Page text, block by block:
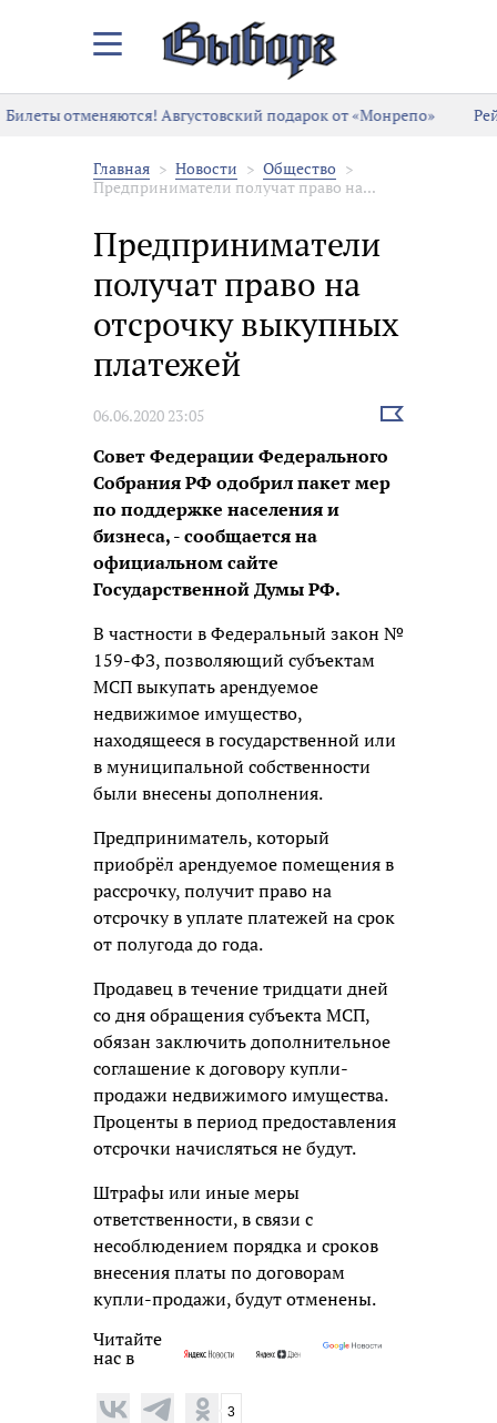
Закрыть/
меню
Билеты отменяются! Августовский подарок от «Монрепо»
Главная Новости
Общество
Предприниматели получат право на...
Предприниматели
получат право на
отсрочку выкупных
платежей
06.06.2020 23:05
Выбрать
Совет Федерации Федерального
Собрания РФ одобрил пакет мер
по поддержке населения и
бизнеса, - сообщается на
официальном сайте
Государственной Думы РФ.
В частности в Федеральный закон №
159-ФЗ, позволяющий субъектам
МСП выкупать арендуемое
недвижимое имущество,
находящееся в государственной или
в муниципальной собственности
были внесены дополнения.
Предприниматель, который
приобрёл арендуемое помещения в
рассрочку, получит право на
отсрочку в уплате платежей на срок
от полугода до года.
Продавец в течение тридцати дней
со дня обращения субъекта МСП,
обязан заключить дополнительное
соглашение к договору купли-
продажи недвижимого имущества.
Проценты в период предоставления
отсрочки начисляться не будут.
Штрафы или иные меры
ответственности, в связи с
несоблюдением порядка и сроков
внесения платы по договорам
купли-продажи, будут отменены.
Читайте
нас в
3